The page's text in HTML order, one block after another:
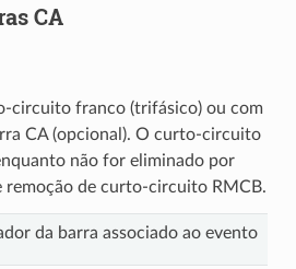
CA
circuito franco (trifásico) ou com
CA (opcional). O curto-circuito
não for eliminado por
remoção de curto-circuito RMCB.
da barra associado ao evento